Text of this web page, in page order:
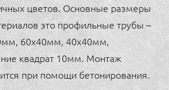
цветов. Основные размеры
это профильные трубы –
60х40мм, 40х40мм,
квадрат 10мм. Монтаж
при помощи бетонирования.